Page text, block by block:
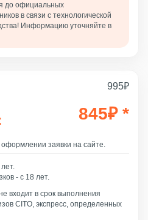
995₽
845₽ *
заявки на сайте.
- с 18 лет.
входит в срок выполнения
CITO, экспресс, определенных
до официальных
в связи с технологической
Информацию уточняйте в